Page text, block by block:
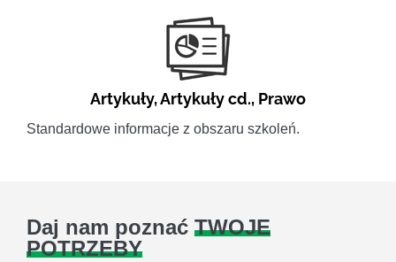
Artykuły,Artykuły cd., Prawo
Standardowe informacje z obszaru szkoleń.
Daj nam poznać TWOJE
POTRZEBY